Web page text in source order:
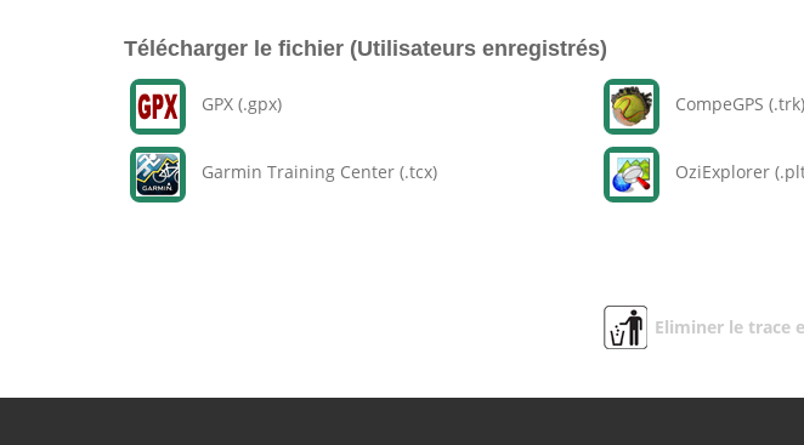
Télécharger le fichier (Utilisateurs enregistrés)
GPX (.gpx)
Garmin Training Center (.tcx)
CompeGPS (.trk)
OziExplorer
Eliminer le trace